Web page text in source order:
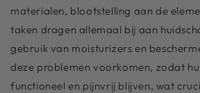
materialen, blootstelling aan de
taken dragen allemaal bij aan
gebruik van moisturizers en
deze problemen voorkomen, zodat
functioneel en pijnvrij blijven, wat